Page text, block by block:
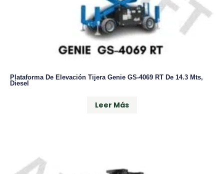
Plataforma De Elevación Tijera Genie GS-4069 RT De 14.3 Mts,
Diesel
Leer Más